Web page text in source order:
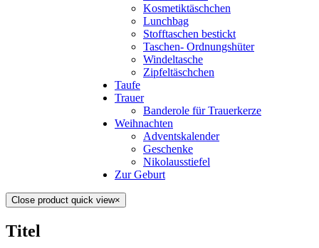
Kosmetiktäschchen
Lunchbag
Stofftaschen bestickt
Taschen- Ordnungshüter
Windeltasche
Zipfeltäschchen
Taufe
Trauer
Banderole für Trauerkerze
Weihnachten
Adventskalender
Geschenke
Nikolausstiefel
Zur Geburt
Close product quick view×
Titel